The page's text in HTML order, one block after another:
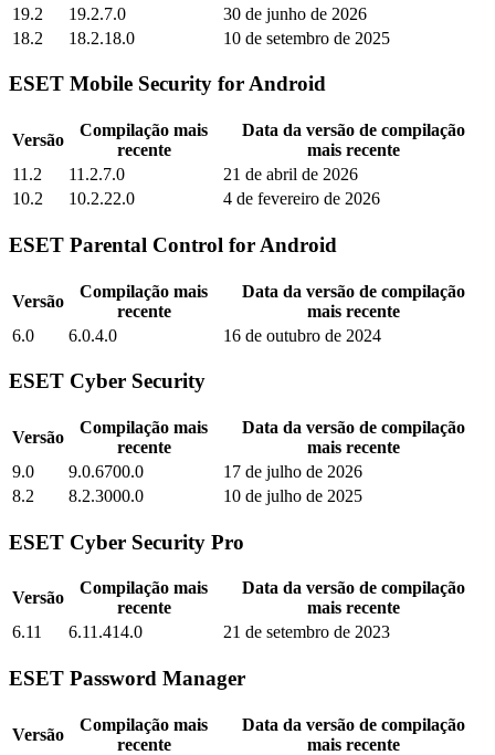
19.2
19.2.7.0
30 de junho de 2026
18.2
18.2.18.0 10 de setembro de 2025
ESET Mobile Security for Android
Versão
Compilação mais
recente
Data da versão de compilação
mais recente
11.2
11.2.7.0
21 de abril de 2026
10.2
10.2.22.0 4 de fevereiro de 2026
ESET Parental Control for Android
Versão
Compilação mais
recente
Data da versão de compilação
mais recente
6.0
6.0.4.0 16 de outubro de 2024
ESET Cyber Security
Versão
Compilação mais
recente
Data da versão de compilação
mais recente
9.0
9.0.6700.0
17 de julho de 2026
8.2
8.2.3000.0 10 de julho de 2025
ESET Cyber Security Pro
Versão
Compilação mais
recente
Data da versão de compilação
mais recente
6.11
6.11.414.0 21 de setembro de 2023
ESET Password Manager
Versão
Compilação mais
recente
Data da versão de compilação
mais recente